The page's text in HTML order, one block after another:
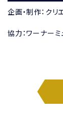
企画・制作：クリ
協力：ワーナーミ